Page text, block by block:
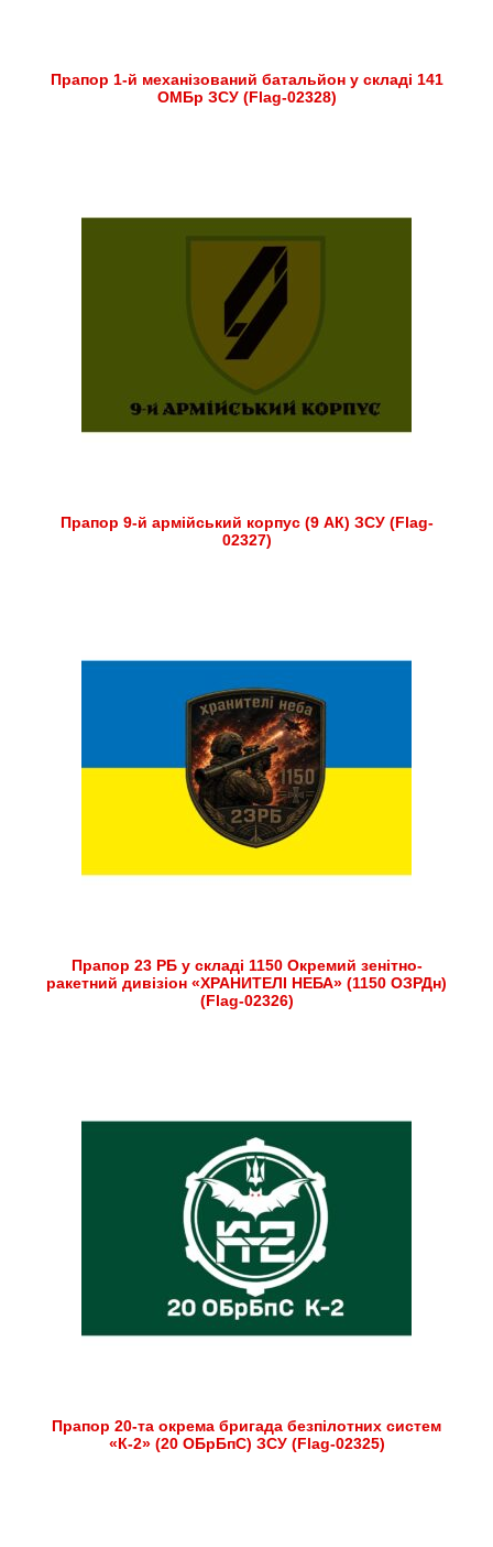
Прапор 1-й механізований батальйон у складі 141
ОМБр ЗСУ (Flag-02328)
Прапор 9-й армійський корпус (9 АК) ЗСУ (Flag-
02327)
Прапор 23 РБ у складі 1150 Окремий зенітно-
ракетний дивізіон «ХРАНИТЕЛІ НЕБА» (1150 ОЗРДн)
(Flag-02326)
Прапор 20-та окрема бригада безпілотних систем
«К-2» (20 ОБрБпС) ЗСУ (Flag-02325)